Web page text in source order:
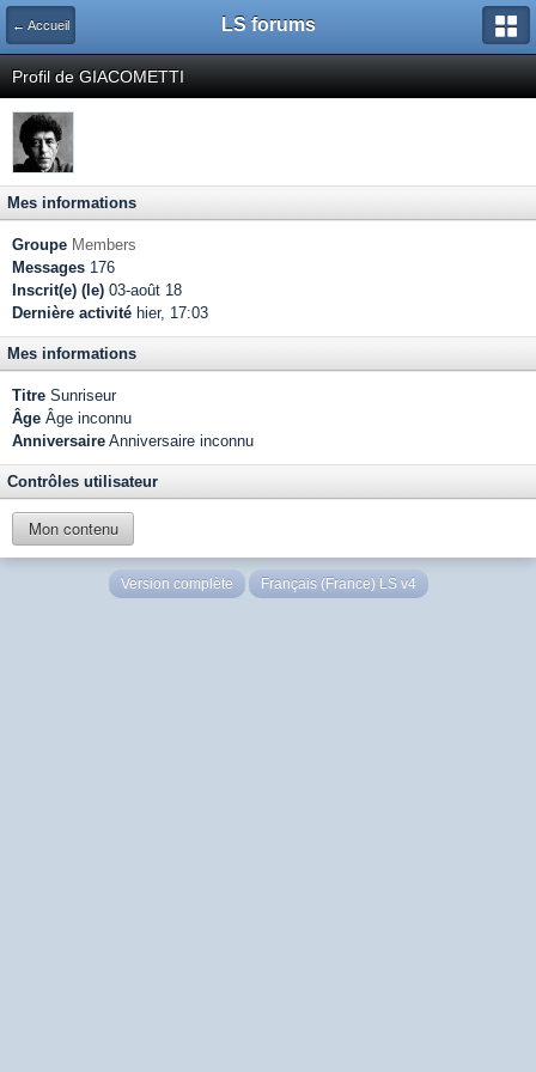
← Accueil LS forums
Profil de GIACOMETTI
Mes informations
Groupe Members
Messages 176
Inscrit(e) (le) 03-août 18
Dernière activité hier, 17:03
Mes informations
Titre Sunriseur
Âge Âge inconnu
Anniversaire Anniversaire inconnu
Contrôles utilisateur
Mon contenu
Version complète Français (France) LS v4